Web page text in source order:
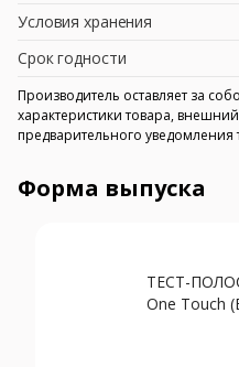
Условия хранения
Срок годности
Производитель оставляет за
характеристики товара,
предварительного
Форма выпуска
ТЕСТ-
One Touch